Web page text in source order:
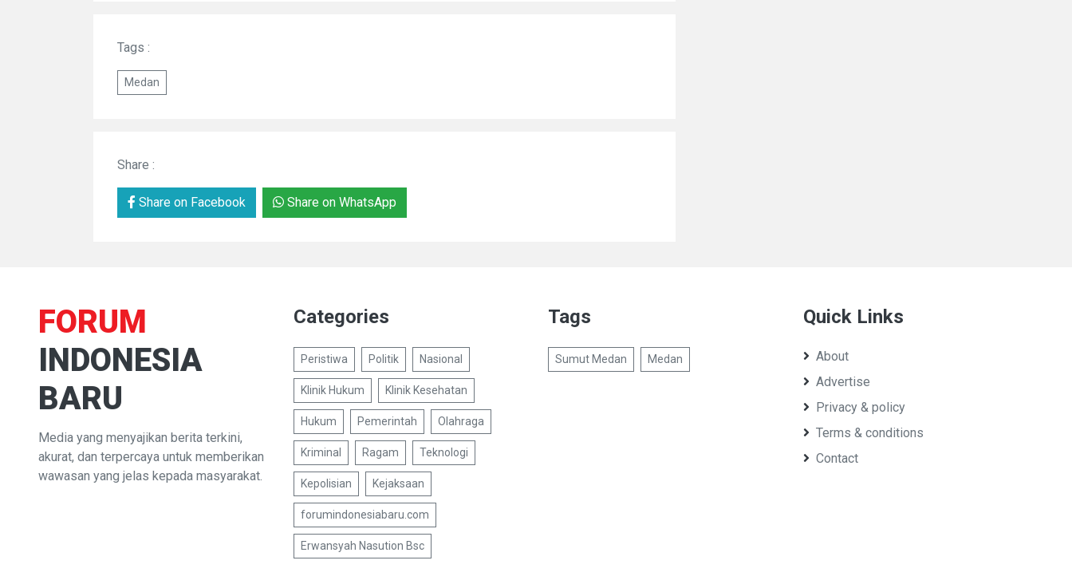
Tags :
Medan
Share :
Share on Facebook Share on WhatsApp
FORUM
INDONESIA
BARU
Media yang menyajikan berita terkini,
akurat, dan terpercaya untuk memberikan
wawasan yang jelas kepada masyarakat.
Categories
Peristiwa Politik Nasional
Klinik Hukum Klinik Kesehatan
Hukum Pemerintah Olahraga
Kriminal Ragam Teknologi
Kepolisian Kejaksaan
forumindonesiabaru.com
Erwansyah Nasution Bsc
Tags
Sumut Medan Medan
Quick Links
About
Advertise
Privacy & policy
Terms & conditions
Contact